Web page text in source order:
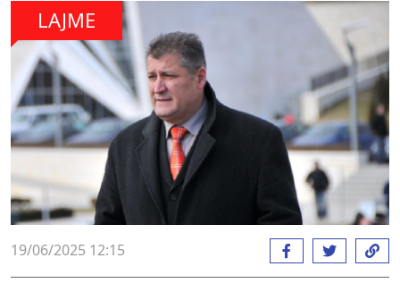
LAJME
19/06/2025 12:15